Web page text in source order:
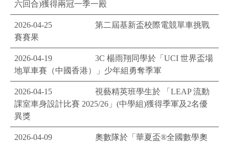
六回合)獲得兩冠一季一殿
2026-04-25
第二屆基新盃校際電競單車挑戰
賽賽果
2026-04-19
3C 楊雨翔同學於「UCI 世界盃場
地單車賽（中國香港）」少年組勇奪季軍
2026-04-15
視藝精英班學生於 「LEAP 流動
課室車身設計比賽 2025/26」(中學組)獲得季軍及2名優
異獎
2026-04-09
奧數隊於「華夏盃®️全國數學奧